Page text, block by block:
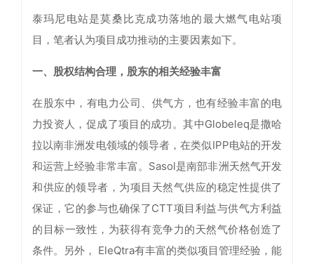
泰玛尼电站是莫桑比克成功落地的最大燃气电站项
目，笔者认为项目成功推动的主要因素如下。
一、股权结构合理，股东的相关经验丰富
在股东中，有电力公司、供气方，也有经验丰富的电
力投资人，促成了项目的成功。其中Globeleq是撒哈
拉以南非洲发电领域的领导者，在类似IPP电站的开发
和运营上经验非常丰富。Sasol是南部非洲天然气开发
和供应的领导者，为项目天然气供应的稳定性提供了
保证，它的参与也确保了CTT项目利益与供气方利益
的目标一致性，为获得有竞争力的天然气价格创造了
条件。另外， EleQtra有丰富的类似项目管理经验，能